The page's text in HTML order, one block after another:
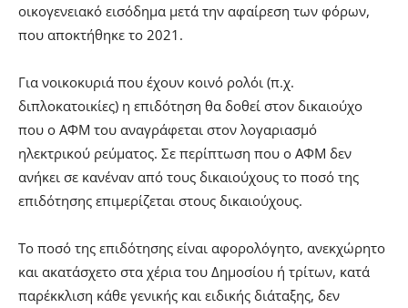
οικογενειακό εισόδημα μετά την αφαίρεση των φόρων,
που αποκτήθηκε το 2021.
Για νοικοκυριά που έχουν κοινό ρολόι (π.χ.
διπλοκατοικίες) η επιδότηση θα δοθεί στον δικαιούχο
που ο ΑΦΜ του αναγράφεται στον λογαριασμό
ηλεκτρικού ρεύματος. Σε περίπτωση που ο ΑΦΜ δεν
ανήκει σε κανέναν από τους δικαιούχους το ποσό της
επιδότησης επιμερίζεται στους δικαιούχους.
Το ποσό της επιδότησης είναι αφορολόγητο, ανεκχώρητο
και ακατάσχετο στα χέρια του Δημοσίου ή τρίτων, κατά
παρέκκλιση κάθε γενικής και ειδικής διάταξης, δεν